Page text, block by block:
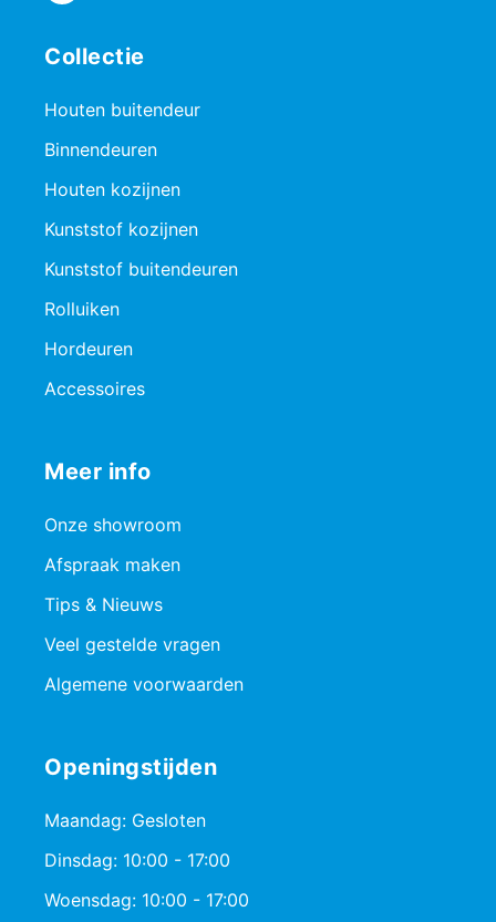
Collectie
Houten buitendeur
Binnendeuren
Houten kozijnen
Kunststof kozijnen
Kunststof buitendeuren
Rolluiken
Hordeuren
Accessoires
Meer info
Onze showroom
Afspraak maken
Tips & Nieuws
Veel gestelde vragen
Algemene voorwaarden
Openingstijden
Maandag: Gesloten
Dinsdag: 10:00 - 17:00
Woensdag: 10:00 - 17:00